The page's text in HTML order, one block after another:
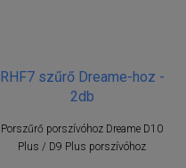
RHF7 szűrő Dreame-hoz -
2db
Porszűrő porszívóhoz Dreame D10
Plus / D9 Plus porszívóhoz